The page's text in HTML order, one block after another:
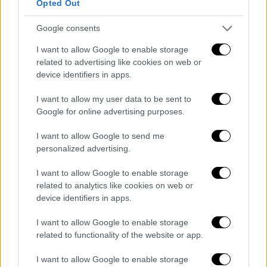
Opted Out
Google consents
I want to allow Google to enable storage
related to advertising like cookies on web or
device identifiers in apps.
I want to allow my user data to be sent to
Google for online advertising purposes.
I want to allow Google to send me
personalized advertising.
I want to allow Google to enable storage
related to analytics like cookies on web or
device identifiers in apps.
I want to allow Google to enable storage
related to functionality of the website or app.
I want to allow Google to enable storage
Ολυμπιακός - Περιστέρι 84-78
Προηγουμένως, ο Ολυμπιακός, αν και...
φλέρταρε με την δεύτερη ήττα του στο
εφετινό πρωτάθλημα, συνέχισε νικηφόρα τις
υποχρεώσεις του στην Greek Basketball
League, επικρατώντας του μαχητικού
Περιστερίου στο ΣΕΦ με 84-78. Η ομάδα του
Γιώργου Μπαρτζώκα «καρδιοχτύπησε»,
βρέθηκε να χάνει ακόμη και με 14 πόντους
καταβάλει υπερπροσπάθεια, προκειμένου να
γλιτώσει το... έμφραγμα και να πάρει τη νίκη
κόντρα στους Κυανοκίτρινους.
Πρώτος σκόρερ των Πειραιωτών, οι οποίοι
υποχρέωση που τους περιμένει στη